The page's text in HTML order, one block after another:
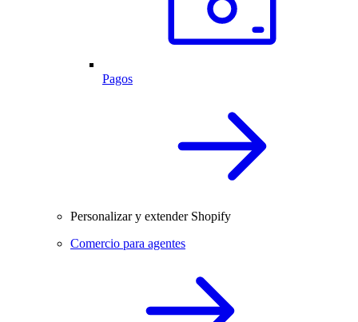
Pagos
Personalizar y extender Shopify
Comercio para agentes